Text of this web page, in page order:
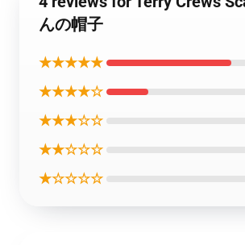
んの帽子
★★★★★
★★★★☆
★★★☆☆
★★☆☆☆
★☆☆☆☆